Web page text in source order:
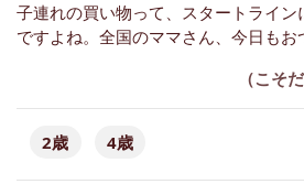
子連れの買い物って、スタートライ
ですよね。全国のママさん、今日もお
（こそ
2歳 4歳